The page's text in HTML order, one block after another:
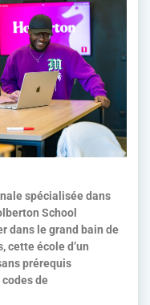
spécialisée dans
School
dans le grand bain de
cette école d’un
prérequis
de